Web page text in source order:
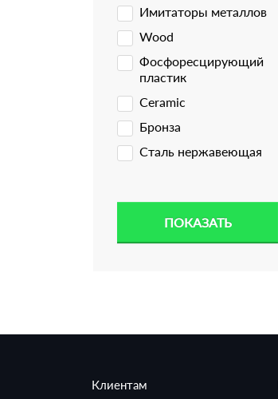
Имитаторы металлов
Wood
Фосфоресцирующий
пластик
Ceramic
Бронза
Сталь нержавеющая
Клиентам